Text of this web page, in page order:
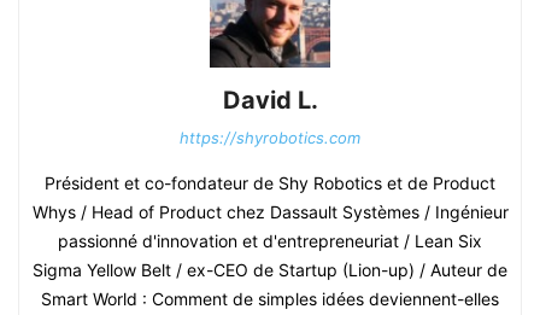
David L.
https://shyrobotics.com
Président et co-fondateur de Shy Robotics et de Product
Whys / Head of Product chez Dassault Systèmes / Ingénieur
passionné d'innovation et d'entrepreneuriat / Lean Six
Sigma Yellow Belt / ex-CEO de Startup (Lion-up) / Auteur de
Smart World : Comment de simples idées deviennent-elles